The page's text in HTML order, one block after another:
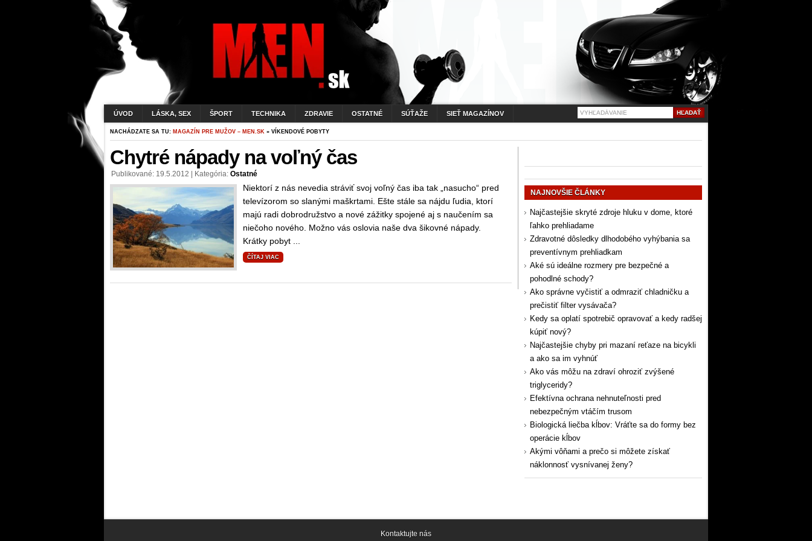
ÚVOD LÁSKA, SEX ŠPORT TECHNIKA ZDRAVIE OSTATNÉ SÚŤAŽE SIEŤ MAGAZÍNOV
NACHÁDZATE SA TU: MAGAZÍN PRE MUŽOV – MEN.SK » VÍKENDOVÉ POBYTY
Chytré nápady na voľný čas
Publikované: 19.5.2012 | Kategória: Ostatné
Niektorí z nás nevedia stráviť svoj voľný čas iba tak „nasucho“ pred
televízorom so slanými maškrtami. Ešte stále sa nájdu ľudia, ktorí
majú radi dobrodružstvo a nové zážitky spojené aj s naučením sa
niečoho nového. Možno vás oslovia naše dva šikovné nápady.
Krátky pobyt ...
ČÍTAJ VIAC
NAJNOVŠIE ČLÁNKY
Najčastejšie skryté zdroje hluku v dome, ktoré
ľahko prehliadame
Zdravotné dôsledky dlhodobého vyhýbania sa
preventívnym prehliadkam
Aké sú ideálne rozmery pre bezpečné a
pohodlné schody?
Ako správne vyčistiť a odmraziť chladničku a
prečistiť filter vysávača?
Kedy sa oplatí spotrebič opravovať a kedy radšej
kúpiť nový?
Najčastejšie chyby pri mazaní reťaze na bicykli
a ako sa im vyhnúť
Ako vás môžu na zdraví ohroziť zvýšené
triglyceridy?
Efektívna ochrana nehnuteľnosti pred
nebezpečným vtáčím trusom
Biologická liečba kĺbov: Vráťte sa do formy bez
operácie kĺbov
Akými vôňami a prečo si môžete získať
náklonnosť vysnívanej ženy?
Kontaktujte nás